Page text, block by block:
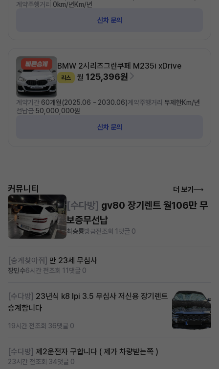
계약주행거리 0km/년Km/년
신차 문의
BMW 2시리즈그란쿠페 M235i xDrive
리스 월 125,396원
계약기간 60개월(2025.06 ~ 2030.06)계약주행거리 무제한Km/년
선납금 50,000,000원
신차 문의
커뮤니티 더 보기
[승계찾아줘] 만 23세 무심사
장민수6시간 전조회 11 댓글 0
[수다방] 23년식 k8 lpi 3.5 무심사 저신용 장기렌트
승계합니다
19시간 전조회 36댓글 0
[수다방] 제2운전자 구합니다 ( 제가 차량받는쪽 )
23시간 전조회 34댓글 0
[수다방] gv80 장기렌트 월106만 무
보증무선납
최승룡방금전조회 1 댓글 0